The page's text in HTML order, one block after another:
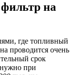
на
где топливный
проводится очень
срок
при